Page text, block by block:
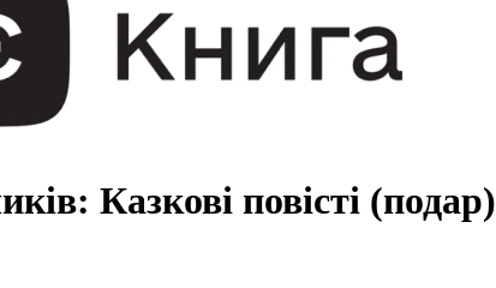
Казкові повісті (подар)